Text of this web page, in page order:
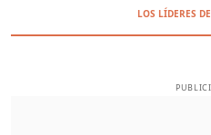
LOS LÍDERES